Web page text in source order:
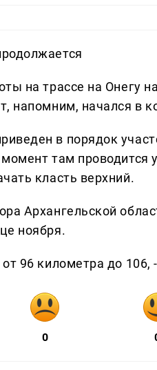
на трассе на Онегу
напомним, начался в
в порядок
там проводится
класть верхний.
Архангельской
ноября.
96 километра до 106,
0